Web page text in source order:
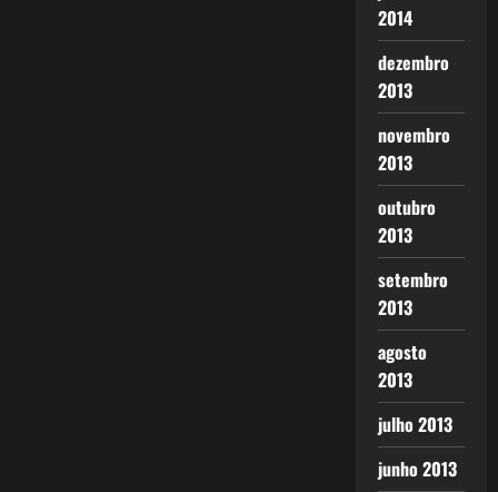
2014
dezembro
2013
novembro
2013
outubro
2013
setembro
2013
agosto
2013
julho 2013
junho 2013